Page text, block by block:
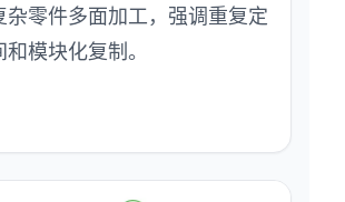
杂零件多面加工，强调重复定
模块化复制。